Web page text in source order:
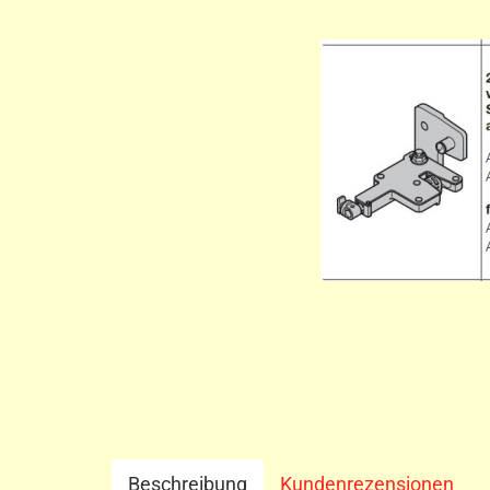
Beschreibung Kundenrezensionen